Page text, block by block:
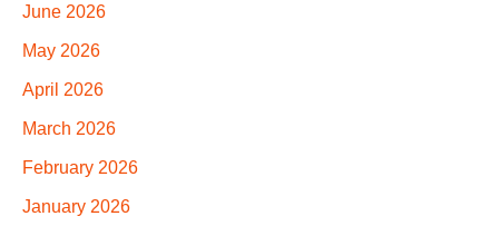
June 2026
May 2026
April 2026
March 2026
February 2026
January 2026